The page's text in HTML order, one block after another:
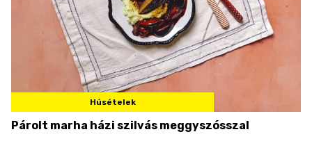
Húsételek
Párolt marha házi szilvás meggyszósszal